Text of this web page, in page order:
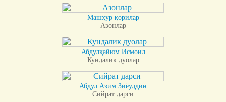
Машҳур қорилар
Азонлар
Абдулқайюм Исмоил
Кундалик дуолар
Абдул Азим Зиёуддин
Сийрат дарси